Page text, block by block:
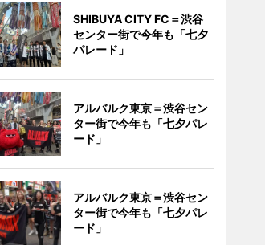
SHIBUYA CITY FC＝渋谷
センター街で今年も「七夕
パレード」
アルバルク東京＝渋谷セン
ター街で今年も「七夕パレ
ード」
アルバルク東京＝渋谷セン
ター街で今年も「七夕パレ
ード」